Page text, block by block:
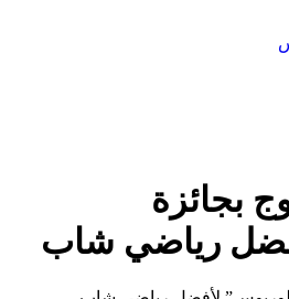
بجائزة
رياضي شاب